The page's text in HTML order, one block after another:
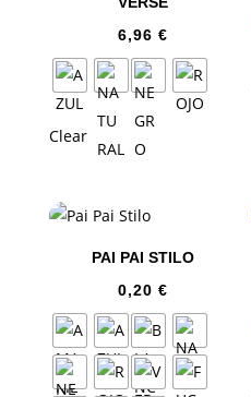
6,96 €
Clear
PAI PAI STILO
0,20 €